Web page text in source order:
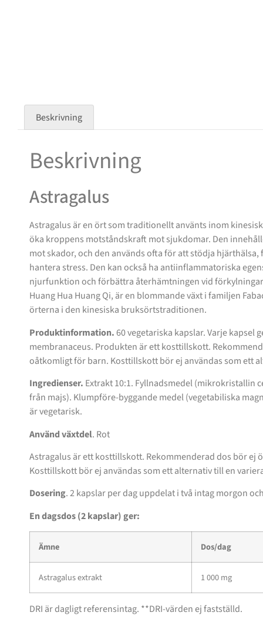
Beskrivning
Beskrivning
Astragalus
Astragalus är en ört som traditionellt använts inom
öka kroppens motståndskraft mot sjukdomar. Den
mot skador, och den används ofta för att stödja
hantera stress. Den kan också ha antiinflammatoriska
njurfunktion och förbättra återhämtningen vid
Huang Hua Huang Qi, är en blommande växt i familjen
örterna i den kinesiska bruksörtstraditionen.
Produktinformation.60 vegetariska kapslar. Varje kapsel
membranaceus. Produkten är ett kosttillskott.
oåtkomligt för barn. Kosttillskott bör ej användas som ett
Ingredienser. Extrakt 10:1. Fyllnadsmedel (mikrokristallin
från majs). Klumpföre-byggande medel (vegetabiliska
är vegetarisk.
Använd växtdel. Rot
Astragalus är ett kosttillskott. Rekommenderad dos bör ej
Kosttillskott bör ej användas som ett alternativ till en
Dosering. 2 kapslar per dag uppdelat i två intag morgon
En dagsdos (2 kapslar) ger:
Ämne Dos/dag
Astragalus extrakt 1 000 mg
DRI är dagligt referensintag. **DRI-värden ej fastställd.